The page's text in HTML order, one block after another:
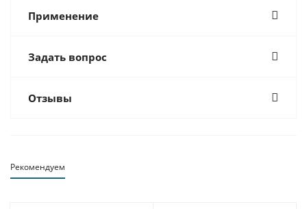
Применение
Задать вопрос
Отзывы
Рекомендуем